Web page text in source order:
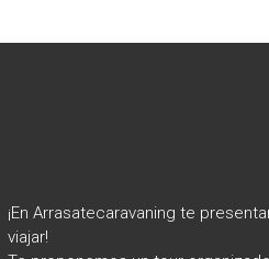
¡En Arrasatecaravaning te
viajar!